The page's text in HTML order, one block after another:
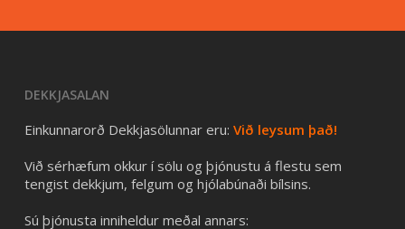
DEKKJASALAN
Einkunnarorð Dekkjasölunnar eru: Við leysum það!
Við sérhæfum okkur í sölu og þjónustu á flestu sem
tengist dekkjum, felgum og hjólabúnaði bílsins.
Sú þjónusta inniheldur meðal annars: